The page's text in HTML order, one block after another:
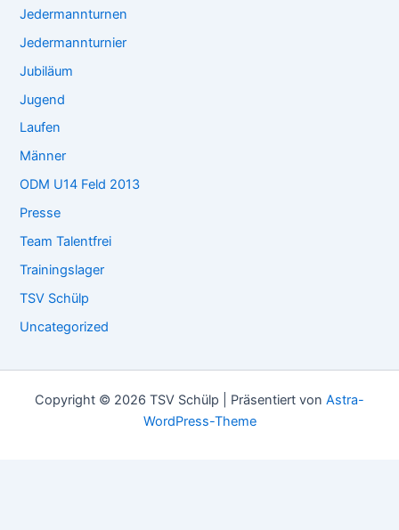
Jedermannturnen
Jedermannturnier
Jubiläum
Jugend
Laufen
Männer
ODM U14 Feld 2013
Presse
Team Talentfrei
Trainingslager
TSV Schülp
Uncategorized
Copyright © 2026 TSV Schülp | Präsentiert von Astra-
WordPress-Theme